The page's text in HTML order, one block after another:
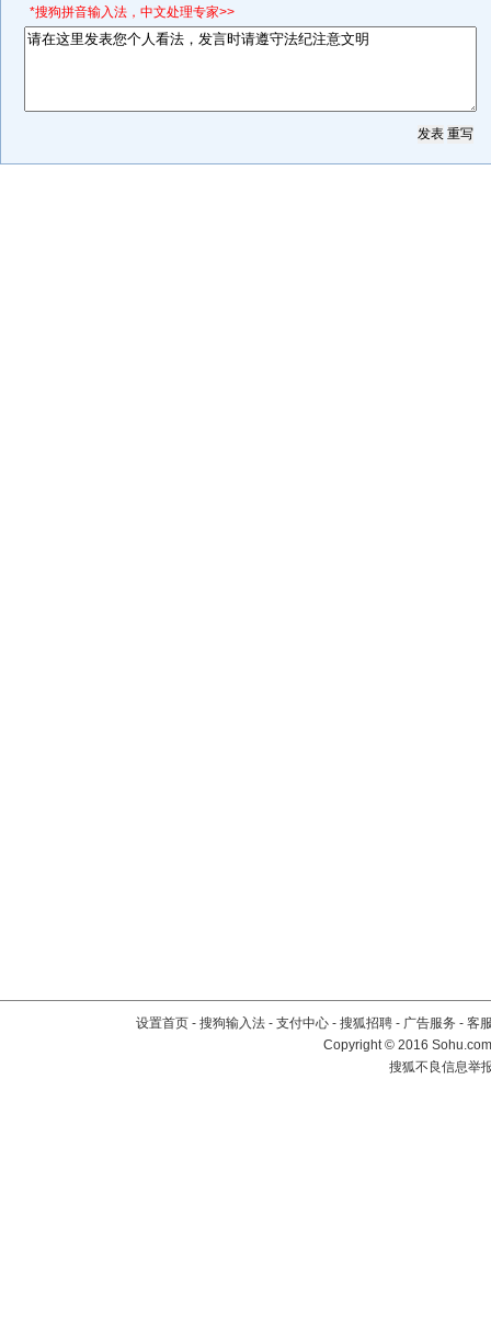
*搜狗拼音输入法，中文处理专家>>
设置首页 - 搜狗输入法 - 支付中心 - 搜狐招聘 - 广告服务 - 客
Copyright©2016
搜狐不良信息举